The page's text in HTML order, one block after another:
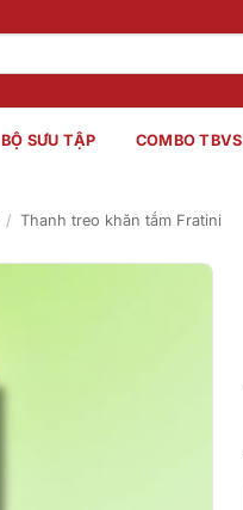
BỘ SƯU TẬP COMBO TBVS
/ Thanh treo khăn tắm Fratini